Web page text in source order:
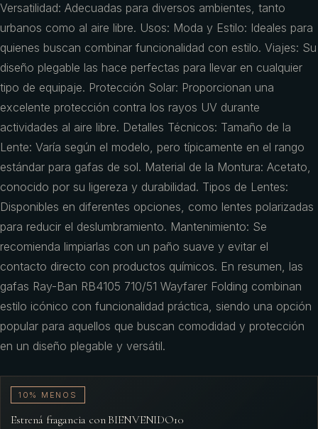
Versatilidad: Adecuadas para diversos ambientes, tanto
urbanos como al aire libre. Usos: Moda y Estilo: Ideales para
quienes buscan combinar funcionalidad con estilo. Viajes: Su
diseño plegable las hace perfectas para llevar en cualquier
tipo de equipaje. Protección Solar: Proporcionan una
excelente protección contra los rayos UV durante
actividades al aire libre. Detalles Técnicos: Tamaño de la
Lente: Varía según el modelo, pero típicamente en el rango
estándar para gafas de sol. Material de la Montura: Acetato,
conocido por su ligereza y durabilidad. Tipos de Lentes:
Disponibles en diferentes opciones, como lentes polarizadas
para reducir el deslumbramiento. Mantenimiento: Se
recomienda limpiarlas con un paño suave y evitar el
contacto directo con productos químicos. En resumen, las
gafas Ray-Ban RB4105 710/51 Wayfarer Folding combinan
estilo icónico con funcionalidad práctica, siendo una opción
popular para aquellos que buscan comodidad y protección
en un diseño plegable y versátil.
10% MENOS
Estrená fragancia con BIENVENIDO10